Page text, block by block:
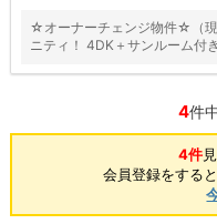
☆オーナーチェンジ物件☆（現
ニティ！ 4DK＋サンルーム
4件中
4件
会員登録をする